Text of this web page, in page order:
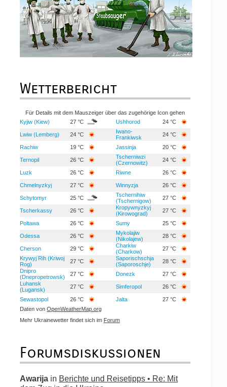
Wetterbericht
Für Details mit dem Mauszeiger über das zugehörige Icon gehen
Kyjiw (Kiew)
27 °C Ushhorod 24 °C
Lwiw (Lemberg) 24 °C
Iwano-
Frankiwsk
24 °C
Rachiw 19 °C Jassinja 20 °C
Ternopil 26 °C
Tscherniwzi
(Czernowitz)
24 °C
Luzk 26 °C Riwne 26 °C
Chmelnyzkyj 27 °C Winnyzja 26 °C
Schytomyr 25 °C
Tschernihiw
(Tschernigow)
27 °C
Tscherkassy 26 °C
Kropywnyzkyj
(Kirowograd)
27 °C
Poltawa 26 °C Sumy 25 °C
Odessa 26 °C
Mykolajiw
(Nikolajew)
28 °C
Cherson 29 °C
Charkiw
(Charkow)
27 °C
Krywyj Rih (Kriwoj
Rog)
27 °C
Saporischschja
(Saporoschje)
28 °C
Dnipro
(Dnepropetrowsk)
27 °C Donezk
27 °C
Luhansk
(Lugansk)
27 °C Simferopol 26 °C
Sewastopol 26 °C Jalta
27 °C
Daten von OpenWeatherMap.org
Mehr Ukrainewetter findet sich im Forum
Forumsdiskussionen
Awarija in Berichte und Reisetipps • Re: Mit